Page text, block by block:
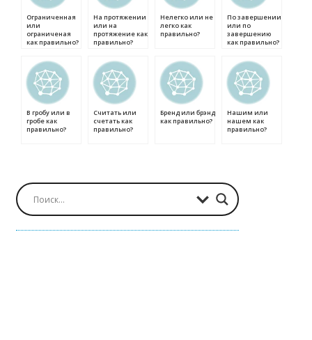
Ограниченная
или
ограниченая
как правильно?
На протяжении
или на
протяжение как
правильно?
Нелегко или не
легко как
правильно?
По завершении
или по
завершению
как правильно?
В гробу или в
гробе как
правильно?
Считать или
счетать как
правильно?
Бренд или брэнд
как правильно?
Нашим или
нашем как
правильно?